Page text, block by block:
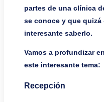
partes de una clínica
se conoce y que
interesante saberlo.
Vamos a profundizar
este interesante tema:
Recepción